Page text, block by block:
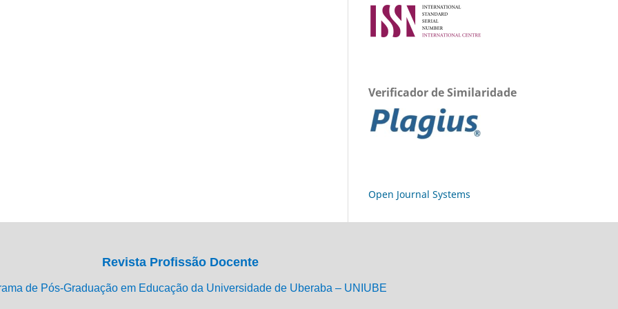
Verificador de Similaridade
Open Journal Systems
Revista Profissão Docente
de Pós-Graduação em Educação da Universidade de Uberaba – UNIUBE